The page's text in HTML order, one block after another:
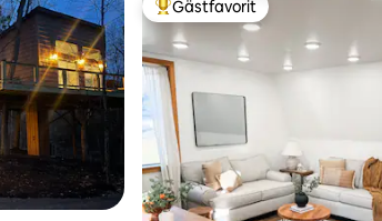
Populär gästfavorit
Gästfavorit